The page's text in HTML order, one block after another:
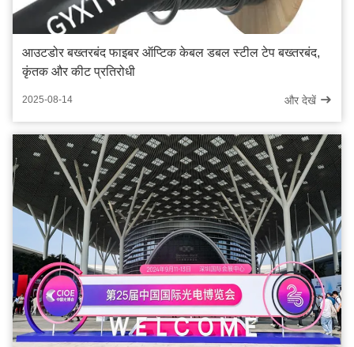
आउटडोर बख्तरबंद फाइबर ऑप्टिक केबल डबल स्टील टेप बख्तरबंद,
कृंतक और कीट प्रतिरोधी
2025-08-14 और देखें